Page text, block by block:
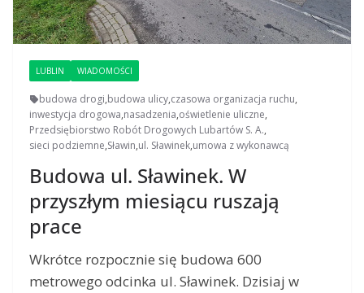
LUBLIN WIADOMOŚCI
budowa drogi,budowa ulicy,czasowa organizacja ruchu,
inwestycja drogowa,nasadzenia,oświetlenie uliczne,
Przedsiębiorstwo Robót Drogowych Lubartów S. A.,
sieci podziemne,Sławin,ul. Sławinek,umowa z wykonawcą
Budowa ul. Sławinek. W
przyszłym miesiącu ruszają
prace
Wkrótce rozpocznie się budowa 600
metrowego odcinka ul. Sławinek. Dzisiaj w